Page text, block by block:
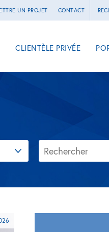
UN PROJET CONTACT
CLIENTÈLE PRIVÉE